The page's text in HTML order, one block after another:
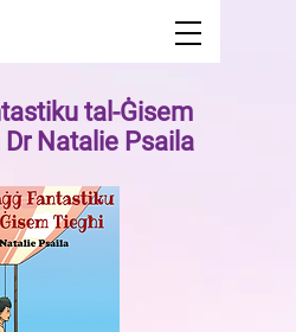
tal-Ġisem
Natalie Psaila